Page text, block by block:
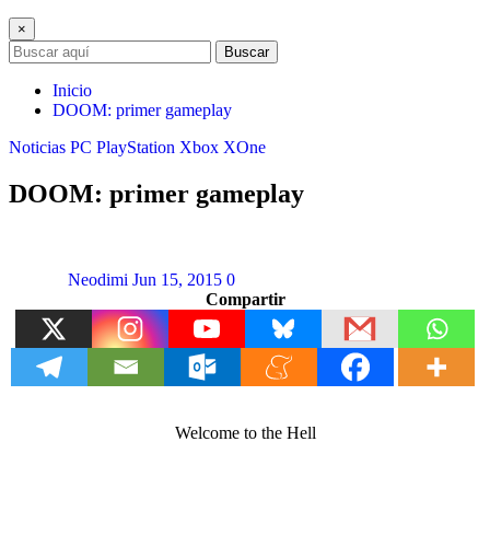
×
Buscar
Inicio
DOOM: primer gameplay
Noticias PC PlayStation Xbox XOne
DOOM: primer gameplay
Neodimi Jun 15, 2015 0
Compartir
Welcome to the Hell